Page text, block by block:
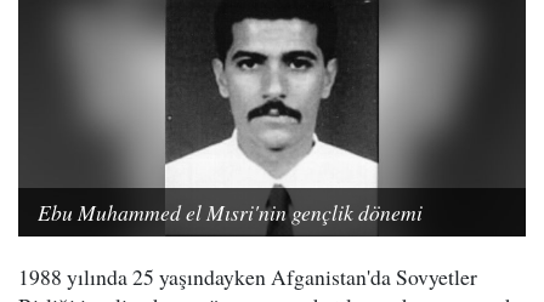
Ebu Muhammed el Mısri'nin gençlik dönemi
1988 yılında 25 yaşındayken Afganistan'da Sovyetler